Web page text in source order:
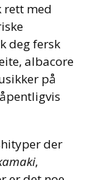
rett med
deg fersk
albacore
på
der
,